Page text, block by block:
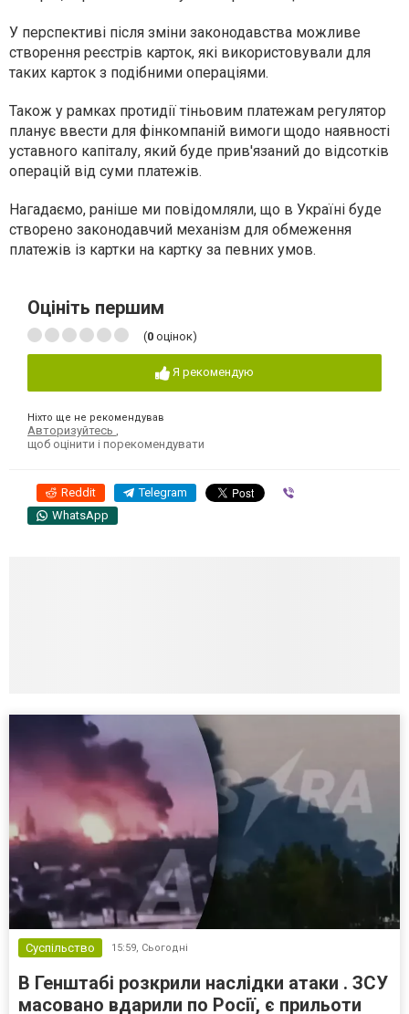
У перспективі після зміни законодавства можливе
створення реєстрів карток, які використовували для
таких карток з подібними операціями.
Також у рамках протидії тіньовим платежам регулятор
планує ввести для фінкомпаній вимоги щодо наявності
уставного капіталу, який буде прив'язаний до відсотків
операцій від суми платежів.
Нагадаємо, раніше ми повідомляли, що в Україні буде
створено законодавчий механізм для обмеження
платежів із картки на картку за певних умов.
Оцініть першим
(0 оцінок)
Я рекомендую
Ніхто ще не рекомендував
Авторизуйтесь
щоб оцінити і порекомендувати
Reddit Telegram
WhatsApp
Суспільство 15:59, Сьогодні
В Генштабі розкрили наслідки атаки . ЗСУ
масовано вдарили по Росії, є прильоти